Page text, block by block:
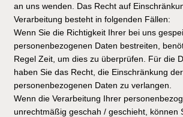
an uns wenden. Das Recht auf
Verarbeitung besteht in folgenden Fällen:
Wenn Sie die Richtigkeit Ihrer bei uns
personenbezogenen Daten bestreiten,
Regel Zeit, um dies zu überprüfen. Für die
haben Sie das Recht, die Einschränkung
personenbezogenen Daten zu verlangen.
Wenn die Verarbeitung Ihrer
unrechtmäßig geschah / geschieht, können